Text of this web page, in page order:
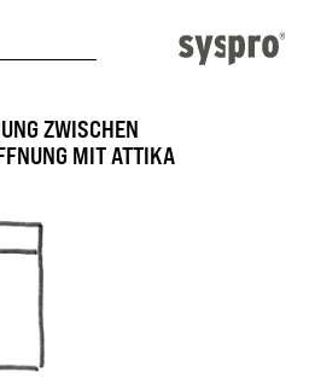
ZWISCHEN
MIT ATTIKA